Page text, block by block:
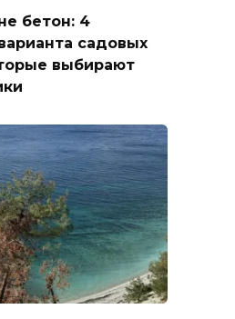
бетон: 4
садовых
выбирают